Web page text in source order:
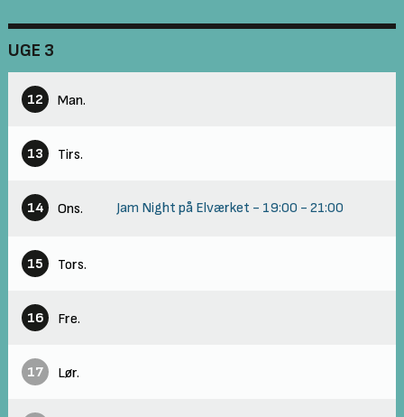
UGE 3
12 Man.
13 Tirs.
14 Ons. Jam Night på Elværket - 19:00 - 21:00
15 Tors.
16 Fre.
17 Lør.